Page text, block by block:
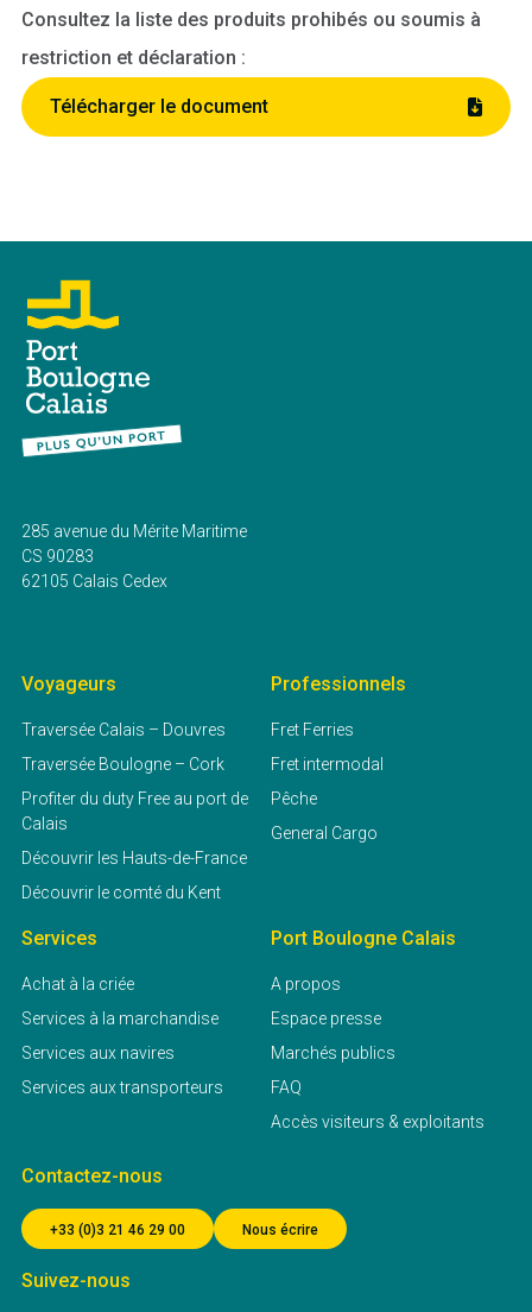
Consultez la liste des produits prohibés ou soumis à
restriction et déclaration :
Télécharger le document
285 avenue du Mérite Maritime
CS 90283
62105 Calais Cedex
Voyageurs
Traversée Calais – Douvres
Traversée Boulogne – Cork
Profiter du duty Free au port de
Calais
Découvrir les Hauts-de-France
Découvrir le comté du Kent
Professionnels
Fret Ferries
Fret intermodal
Pêche
General Cargo
Services
Achat à la criée
Services à la marchandise
Services aux navires
Services aux transporteurs
Port Boulogne Calais
A propos
Espace presse
Marchés publics
FAQ
Accès visiteurs & exploitants
Contactez-nous
+33 (0)3 21 46 29 00 Nous écrire
Suivez-nous